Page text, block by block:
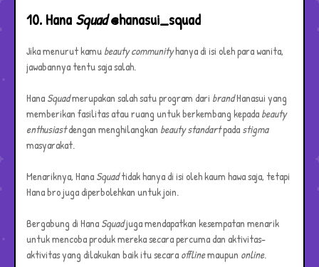
10. Hana Squad@hanasui_squad
Jika menurut kamubeauty communityhanya di isi oleh para wanita,
jawabannya tentu saja salah.
HanaSquadmerupakan salah satu program dari brandHanasui yang
memberikan fasilitas atau ruang untuk berkembang kepadabeauty
enthusiastdengan menghilangkan beauty standartpadastigma
masyarakat.
Menariknya, HanaSquadtidak hanya di isi oleh kaum hawa saja, tetapi
Hana bro juga diperbolehkan untuk join.
Bergabung di HanaSquadjuga mendapatkan kesempatan menarik
untuk mencoba produk mereka secara percuma dan aktivitas-
aktivitas yang dilakukan baik itu secaraofflinemaupun online.